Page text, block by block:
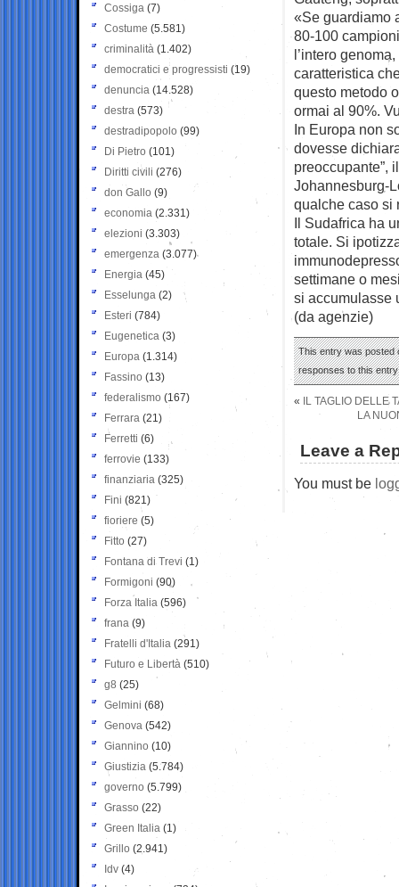
«Se guardiamo
80-100
l’intero
caratteristica
questo metodo
ormai al 90%.
In Europa non
dovesse
preoccupante”,
Johannesburg-
qualche caso si
Il Sudafrica ha
totale. Si
settimane o
si accumulasse
(da agenzie)
This entry was posted
responses to this
«
IL TAGLIO DELLE
LA
Leave a
You must be
Cossiga (7)
Costume (5.581)
criminalità (1.402)
democratici e progressisti (19)
denuncia (14.528)
destra (573)
destradipopolo (99)
Di Pietro (101)
Diritti civili (276)
don Gallo (9)
economia (2.331)
elezioni (3.303)
emergenza (3.077)
Energia (45)
Esselunga (2)
Esteri (784)
Eugenetica (3)
Europa (1.314)
Fassino (13)
federalismo (167)
Ferrara (21)
Ferretti (6)
ferrovie (133)
finanziaria (325)
Fini (821)
fioriere (5)
Fitto (27)
Fontana di Trevi (1)
Formigoni (90)
Forza Italia (596)
frana (9)
Fratelli d'Italia (291)
Futuro e Libertà (510)
g8 (25)
Gelmini (68)
Genova (542)
Giannino (10)
Giustizia (5.784)
governo (5.799)
Grasso (22)
Green Italia (1)
Grillo (2.941)
Idv (4)